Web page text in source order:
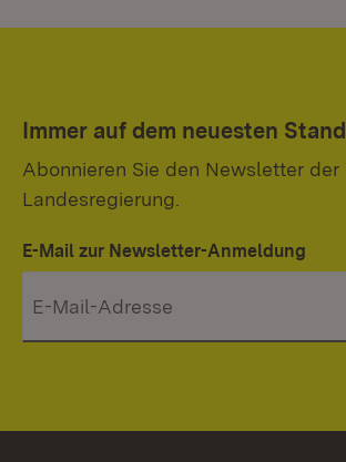
Immer auf dem neuesten Stand
Abonnieren Sie den Newsletter der
Landesregierung.
E-Mail zur Newsletter-Anmeldung